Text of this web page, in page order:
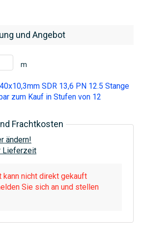
und Angebot
m
SDR 13,6 PN 12.5 Stange
zum Kauf in Stufen von 12
Frachtkosten
ändern!
Lieferzeit
kann nicht direkt gekauft
Sie sich an und stellen